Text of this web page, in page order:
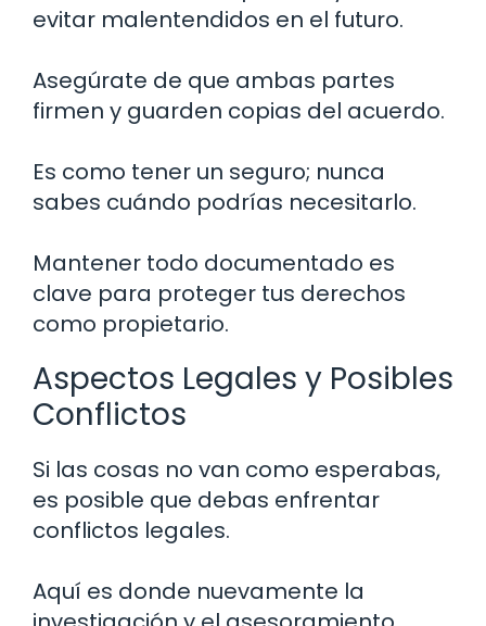
evitar malentendidos en el futuro.
Asegúrate de que ambas partes
firmen y guarden copias del acuerdo.
Es como tener un seguro; nunca
sabes cuándo podrías necesitarlo.
Mantener todo documentado es
clave para proteger tus derechos
como propietario.
Aspectos Legales y Posibles
Conflictos
Si las cosas no van como esperabas,
es posible que debas enfrentar
conflictos legales.
Aquí es donde nuevamente la